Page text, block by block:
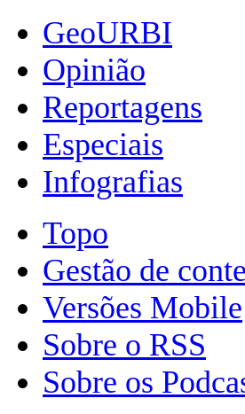
GeoURBI
Opinião
Reportagens
Especiais
Infografias
Topo
Gestão de
Versões Mobile
Sobre o RSS
Sobre os